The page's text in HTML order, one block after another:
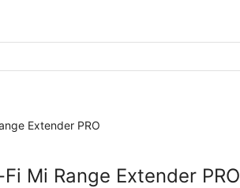
Mi Range Extender PRO